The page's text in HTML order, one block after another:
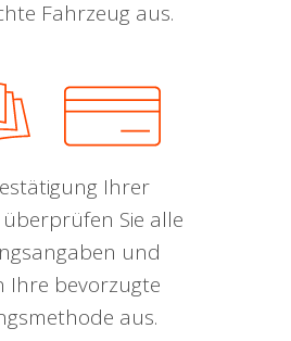
Fahrzeug aus.
Ihrer
Sie alle
und
Ihre bevorzugte
aus.